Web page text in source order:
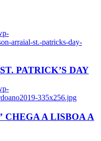
arraial-st.-patricks-day-
PATRICK’S DAY
335x256.jpg
CHEGA A LISBOA A